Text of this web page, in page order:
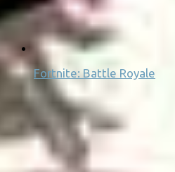
Fortnite: Battle Royale